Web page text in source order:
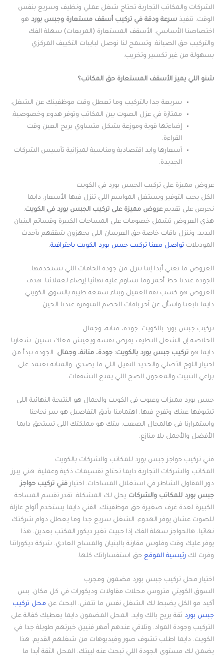
الشركات والمكاتب التجارية تحتاج شغل عملي ونظيف وسريع بنفس
الوقت. تنفيذ سرعة ودقة في تركيب أسقف مستعارة وجبس بورد هو
اختصاصنا الأساسي. الأسقف المستعارة (المربعات) سهلة الفك
والتركيب حق الصيانة. وتسمح لنا نوصل لبايبات التكييف المركزي
بسهولة من غير تكسير وتخريب.
شنو اللي يميز الأسقف المستعارة حق المكاتب؟
سريعة جدا بالتركيب وما تعطل وقت موظفينك عن الشغل.
ممتازة في عزل الصوت بين المكاتب وتوفر هدوء وخصوصية.
إضاءتها قوية وموزعة بشكل متساوي يريح العين وقت
القراءة.
أسعارها وايد اقتصادية ومناسبة لميزانية تأسيس الشركات
الجديدة.
عروض مميزة على تركيب الجبس بورد في الكويت
الكل يحب التوفير ويستغل المواسم اللي تنزل فيها الأسعار. دايما
نحرص على تقديمعروض مميزة على تركيب الجبس بورد في الكويت.
هذي العروض تشمل خصومات على المساحات الكبيرة وقسائم البنيان
اليديد. وننزل باقات خاصة حق العرسان اللي يجهزون شققهم بأحدث
الموديلات تواصل معنا تركيب جبس بورد الكويت باحترافية.
العروض ما تعني أبدا إننا ننزل من جودة الخامات اللي نستخدمها.
الجودة عندنا خط أحمر وما نساوم عليه نهائيا إرضاء لعملائنا. هدف
العروض هو كسب ثقة العميل وبناء سمعة طيبة بالسوق الكويتي.
دايما تابعنا واسأل عن آخر باقات الخصم المتوفرة عندنا الحين.
تركيب جبس بورد بالكويت: جودة، متانة، وجمال
الخلاصة إن الشغل النظيف يفرض نفسه ويعيش معاك سنين. شعارنا
دايما هو تركيب جبس بورد بالكويت: جودة، متانة، وجمال. الجودة تبدأ من
اختيار اللوح الأصلي والحديد الثقيل اللي ما يصدي. والمتانة تعتمد على
براغي التثبيت والمعجون الصح اللي يمنع التشققات.
جبس بورد مميزات وعيوب فى الكويت والجمال هو النتيجة النهائية اللي
تشوفها عينك وتفرح فيها. اهتمامنا بأدق التفاصيل هو سر نجاحنا
واستمرارنا في هالمجال الصعب. بيتك هو مملكتك اللي تستحق دايما
الأفضل والأجمل بلا منازع.
فني تركيب حواجز جبس بورد للمكاتب والشركات بالكويت
المكاتب والشركات التجارية دايما تحتاج تقسيمات ذكية وعملية. هني يبرز
دور المقاول الشاطر في استغلال المساحات. اختيار فني تركيب حواجز
جبس بورد للمكاتب والشركات يحل لك المشكلة. تقدر تقسم المساحة
الكبيرة لعدة غرف صغيرة حق موظفينك. الفني دايما يستخدم ألواح عازلة
للصوت عشان يوفر الهدوء. الشغل سريع جدا وما يعطل دوام شركتك
نهائيا. هالحواجز سهلة الفك إذا حبيت تغير ديكور المكتب بعدين. هذا
يوفر عليك وقت وفلوس مقارنة بالبنيان والمساح العادي. شركة ديكوراتنا
وفرت لك رئيسية الموقع حق استفساراتك كلها.
اختيار محل تركيب جبس بورد مضمون ومجرب
السوق الكويتي متروس محلات مقاولات وديكورات في كل مكان. بس
أكيد مو الكل يضبط لك الشغل نفس ما تتمنى. البحث عن محل تركيب
جبس بورد ثقة يريح بالك وايد. المحل المضمون دايما يعطيك كفالة على
التركيب وجودة المواد. وتلاقي عندهم أمهر فنيين خبرتهم طويلة جدا في
الكويت. دايما اطلب تشوف صور وفيديوهات من شغلهم القديم. هذا
يضمن لك مستوى الجودة اللي تبحث عنه لبيتك. المحل الثقة أبدا ما